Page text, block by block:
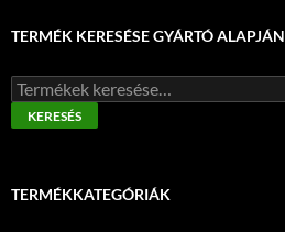
TERMÉK KERESÉSE GYÁRTÓ ALAPJÁN
Keresés
a
következőre:
KERESÉS
TERMÉKKATEGÓRIÁK